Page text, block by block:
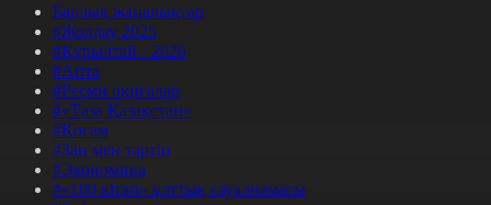
Барлық жаңалықтар
#Жолдау 2025
#Құрылтай - 2026
#Апта
#Ресми оқиғалар
#«Таза Қазақстан»
#Қоғам
#Заң мен тәртіп
#Экономика
#«100 кітап» ұлттық сауалнамасы